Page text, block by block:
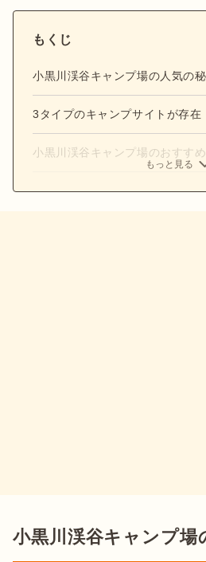
もくじ
小黒川渓谷キャンプ場の人気の
3タイプのキャンプサイトが存在
小黒川渓谷キャンプ場のおすす
もっと見る
小黒川渓谷キャンプ場